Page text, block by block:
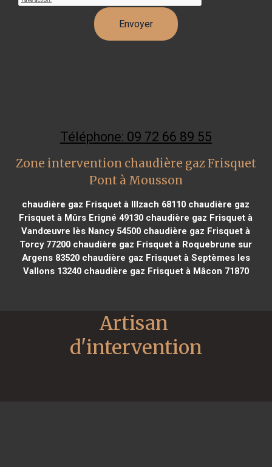
Téléphone: 09 72 66 89 55
Zone intervention chaudière gaz Frisquet
Pont à Mousson
chaudière gaz Frisquet à Illzach 68110 chaudière gaz
Frisquet à Mûrs Erigné 49130 chaudière gaz Frisquet à
Vandœuvre lès Nancy 54500 chaudière gaz Frisquet à
Torcy 77200 chaudière gaz Frisquet à Roquebrune sur
Argens 83520chaudière gaz Frisquet à Septèmes les
Vallons 13240chaudière gaz Frisquet à Mâcon 71870
Artisan
d'intervention